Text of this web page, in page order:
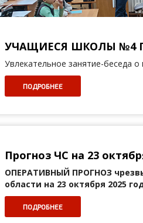
УЧАЩИЕСЯ ШКОЛЫ №4
Увлекательное занятие-беседа
ПОДРОБНЕЕ
Прогноз ЧС на 23
ОПЕРАТИВНЫЙ ПРОГНОЗ
области на 23 октября 2025
ПОДРОБНЕЕ